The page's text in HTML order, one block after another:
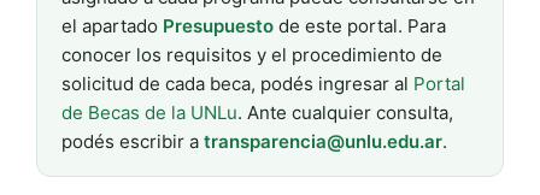
el apartado Presupuestode este portal. Para
conocer los requisitos y el procedimiento de
solicitud de cada beca, podés ingresar al Portal
de Becas de la UNLu. Ante cualquier consulta,
podés escribir a transparencia@unlu.edu.ar.